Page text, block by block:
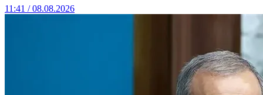
11:41 / 08.08.2026